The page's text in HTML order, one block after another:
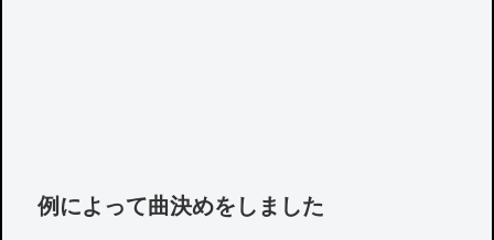
例によって曲決めをしました